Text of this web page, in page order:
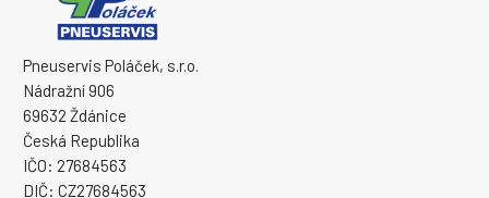
Pneuservis Poláček, s.r.o.
Nádražní 906
69632 Ždánice
Česká Republika
IČO: 27684563
DIČ: CZ27684563